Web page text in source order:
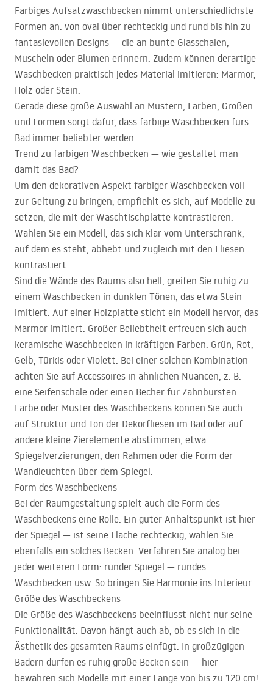
Farbiges Aufsatzwaschbecken nimmt unterschiedlichste
Formen an: von oval über rechteckig und rund bis hin zu
fantasievollen Designs — die an bunte Glasschalen,
Muscheln oder Blumen erinnern. Zudem können derartige
Waschbecken praktisch jedes Material imitieren: Marmor,
Holz oder Stein.
Gerade diese große Auswahl an Mustern, Farben, Größen
und Formen sorgt dafür, dass farbige Waschbecken fürs
Bad immer beliebter werden.
Trend zu farbigen Waschbecken — wie gestaltet man
damit das Bad?
Um den dekorativen Aspekt farbiger Waschbecken voll
zur Geltung zu bringen, empfiehlt es sich, auf Modelle zu
setzen, die mit der Waschtischplatte kontrastieren.
Wählen Sie ein Modell, das sich klar vom Unterschrank,
auf dem es steht, abhebt und zugleich mit den Fliesen
kontrastiert.
Sind die Wände des Raums also hell, greifen Sie ruhig zu
einem Waschbecken in dunklen Tönen, das etwa Stein
imitiert. Auf einer Holzplatte sticht ein Modell hervor, das
Marmor imitiert. Großer Beliebtheit erfreuen sich auch
keramische Waschbecken in kräftigen Farben: Grün, Rot,
Gelb, Türkis oder Violett. Bei einer solchen Kombination
achten Sie auf Accessoires in ähnlichen Nuancen, z. B.
eine Seifenschale oder einen Becher für Zahnbürsten.
Farbe oder Muster des Waschbeckens können Sie auch
auf Struktur und Ton der Dekorfliesen im Bad oder auf
andere kleine Zierelemente abstimmen, etwa
Spiegelverzierungen, den Rahmen oder die Form der
Wandleuchten über dem Spiegel.
Form des Waschbeckens
Bei der Raumgestaltung spielt auch die Form des
Waschbeckens eine Rolle. Ein guter Anhaltspunkt ist hier
der Spiegel — ist seine Fläche rechteckig, wählen Sie
ebenfalls ein solches Becken. Verfahren Sie analog bei
jeder weiteren Form: runder Spiegel — rundes
Waschbecken usw. So bringen Sie Harmonie ins Interieur.
Größe des Waschbeckens
Die Größe des Waschbeckens beeinflusst nicht nur seine
Funktionalität. Davon hängt auch ab, ob es sich in die
Ästhetik des gesamten Raums einfügt. In großzügigen
Bädern dürfen es ruhig große Becken sein — hier
bewähren sich Modelle mit einer Länge von bis zu 120 cm!